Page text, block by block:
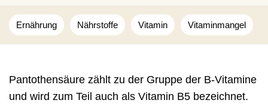
Autor und behandelt Themen der Gesundheit, Ernährung und
Medizin.
Ernährung Nährstoffe Vitamin Vitaminmangel
Pantothensäure zählt zu der Gruppe der B-Vitamine
und wird zum Teil auch als Vitamin B5 bezeichnet.